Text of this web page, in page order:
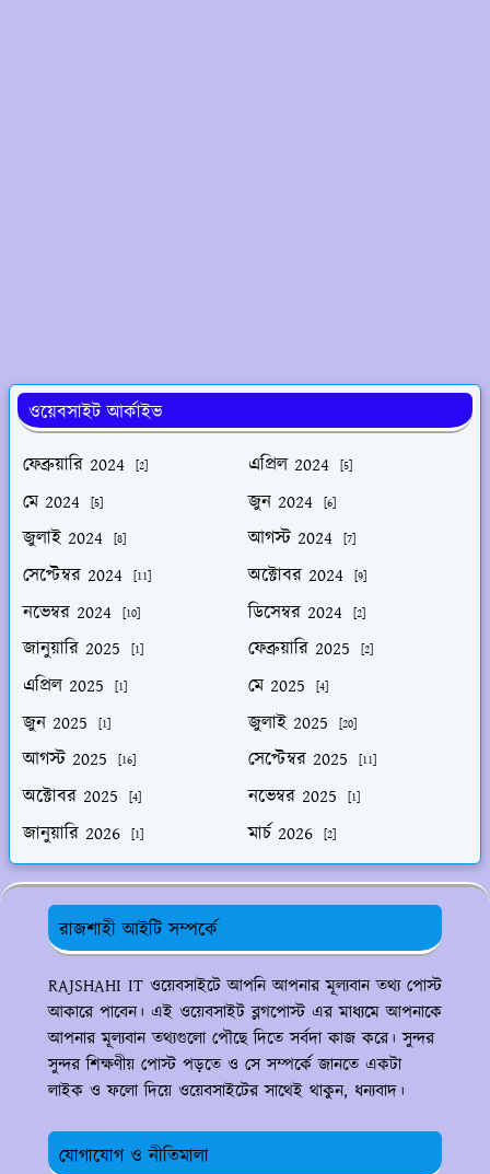
ওয়েবসাইট আর্কাইভ
ফেব্রুয়ারি 2024
[2] এপ্রিল 2024 [5]
মে 2024 [5] জুন 2024 [6]
জুলাই 2024 [8] আগস্ট 2024 [7]
সেপ্টেম্বর 2024 [11] অক্টোবর 2024 [9]
নভেম্বর 2024 [10] ডিসেম্বর 2024 [2]
জানুয়ারি 2025 [1] ফেব্রুয়ারি 2025 [2]
এপ্রিল 2025 [1] মে 2025 [4]
জুন 2025 [1] জুলাই 2025 [20]
আগস্ট 2025 [16] সেপ্টেম্বর 2025 [11]
অক্টোবর 2025 [4] নভেম্বর 2025 [1]
জানুয়ারি 2026 [1] মার্চ 2026 [2]
রাজশাহী আইটি সম্পর্কে
RAJSHAHI IT ওয়েবসাইটে আপনি আপনার মূল্যবান তথ্য পোস্ট
আকারে পাবেন। এই ওয়েবসাইট ব্লগপোস্ট এর মাধ্যমে আপনাকে
আপনার মূল্যবান তথ্যগুলো পৌছে দিতে সর্বদা কাজ করে। সুন্দর
সুন্দর শিক্ষণীয় পোস্ট পড়তে ও সে সম্পর্কে জানতে একটা
লাইক ও ফলো দিয়ে ওয়েবসাইটের সাথেই থাকুন, ধন্যবাদ।
যোগাযোগ ও নীতিমালা